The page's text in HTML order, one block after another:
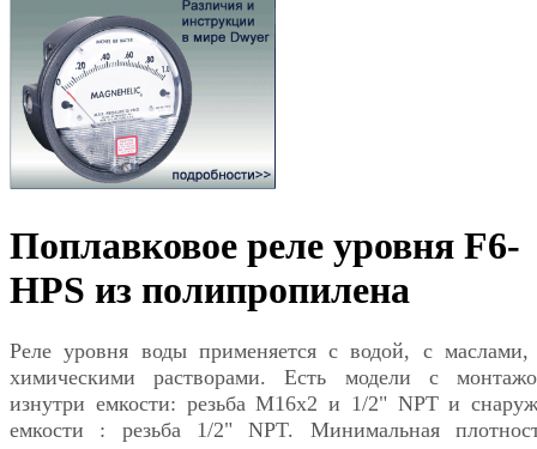
Поплавковое реле уровня F6-
HPS из полипропилена
Реле уровня воды применяется с водой, с маслами,
химическими растворами. Есть модели с
изнутри емкости: резьба М16х2 и 1/2" NPT и
емкости : резьба 1/2" NPT. Минимальная